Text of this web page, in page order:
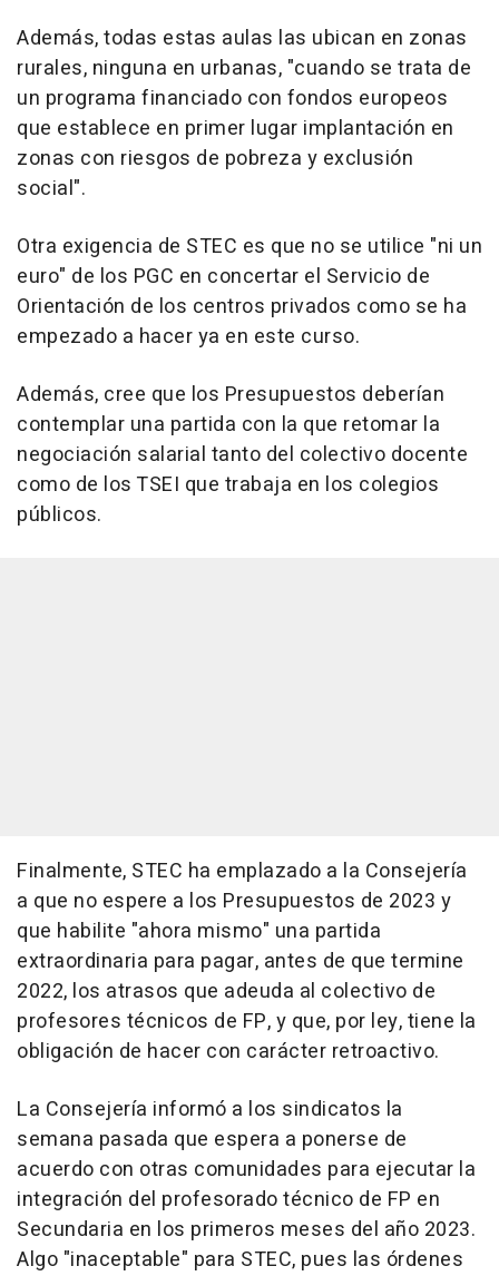
Además, todas estas aulas las ubican en zonas
rurales, ninguna en urbanas, "cuando se trata de
un programa financiado con fondos europeos
que establece en primer lugar implantación en
zonas con riesgos de pobreza y exclusión
social".
Otra exigencia de STEC es que no se utilice "ni un
euro" de los PGC en concertar el Servicio de
Orientación de los centros privados como se ha
empezado a hacer ya en este curso.
Además, cree que los Presupuestos deberían
contemplar una partida con la que retomar la
negociación salarial tanto del colectivo docente
como de los TSEI que trabaja en los colegios
públicos.
Finalmente, STEC ha emplazado a la Consejería
a que no espere a los Presupuestos de 2023 y
que habilite "ahora mismo" una partida
extraordinaria para pagar, antes de que termine
2022, los atrasos que adeuda al colectivo de
profesores técnicos de FP, y que, por ley, tiene la
obligación de hacer con carácter retroactivo.
La Consejería informó a los sindicatos la
semana pasada que espera a ponerse de
acuerdo con otras comunidades para ejecutar la
integración del profesorado técnico de FP en
Secundaria en los primeros meses del año 2023.
Algo "inaceptable" para STEC, pues las órdenes